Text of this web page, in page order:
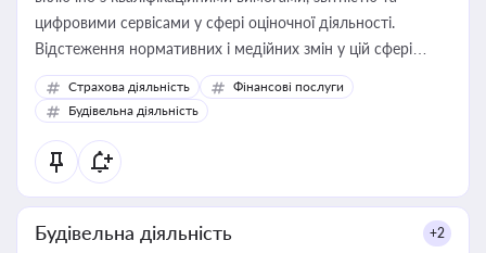
цифровими сервісами у сфері оціночної діяльності.
Відстеження нормативних і медійних змін у цій сфері
корисне для власника бізнесу, керівника, юриста або
бухгалтера під час оподаткування, приватизації, оренди
державного майна, корпоративних угод і перевірки
статусу суб'єктів оціночної діяльності
Страхова діяльність
Фінансові послуги
Будівельна діяльність
Будівельна діяльність +2